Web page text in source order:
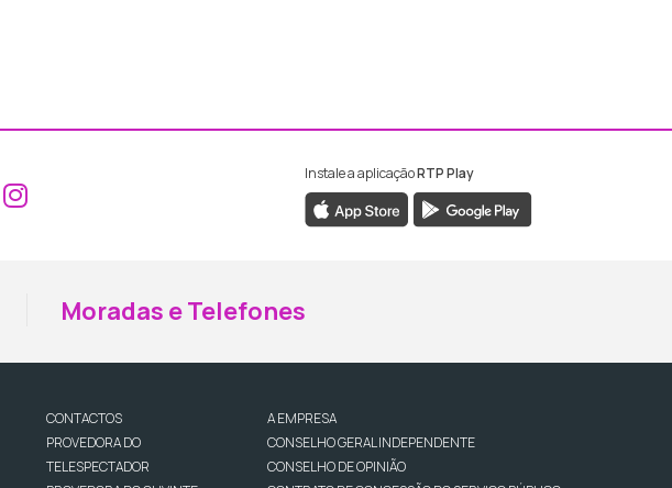
Aceder ao Facebook da RTP Madeira
Aceder ao Instagram da RTP Madeira
Instale a aplicaçãoRTP Play
Moradas e Telefones
CONTACTOS
PROVEDORA DO
TELESPECTADOR
A EMPRESA
CONSELHO GERAL INDEPENDENTE
CONSELHO DE OPINIÃO